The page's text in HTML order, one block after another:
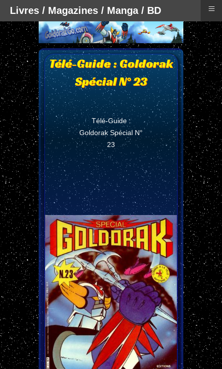
Télé-Guide : Goldorak
Spécial N° 23
Télé-Guide :
Goldorak Spécial N°
23
Livres / Magazines / Manga / BD ≡